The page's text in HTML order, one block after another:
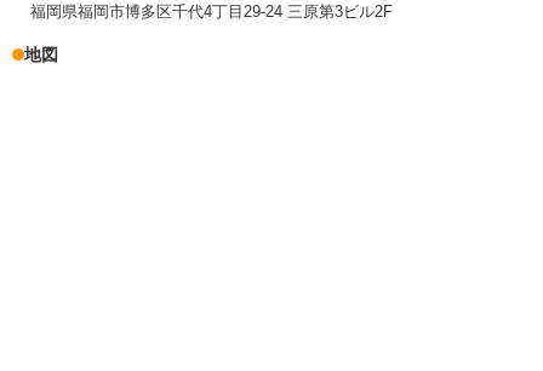
福岡県福岡市博多区千代4丁目29-24 三原第3ビル2F
地図